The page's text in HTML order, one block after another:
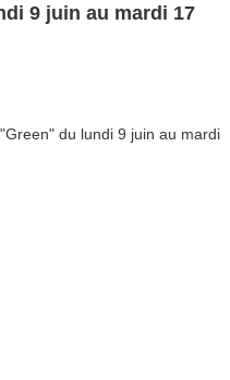
9 juin au mardi 17